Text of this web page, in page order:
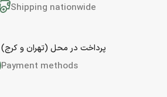
Shipping nationwide
پرداخت در محل (تهران و کرج)
Payment methods